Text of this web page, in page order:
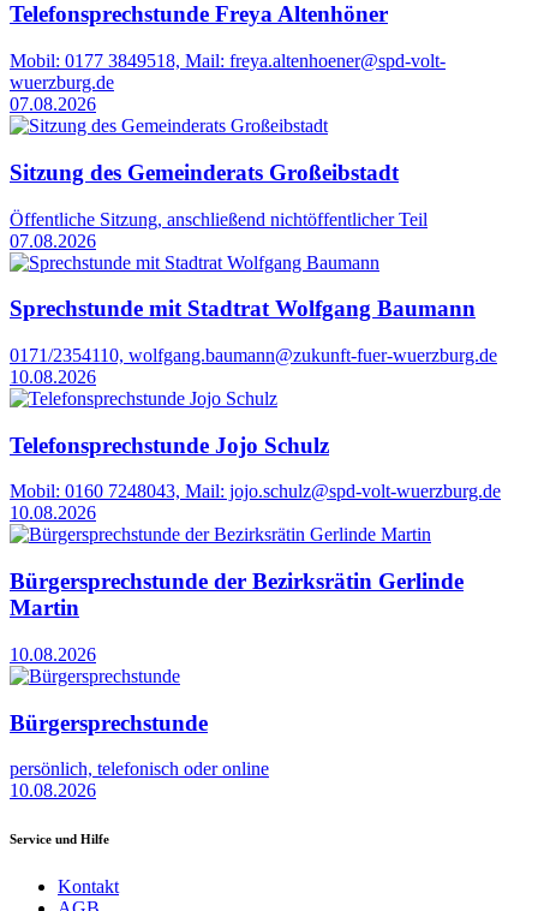
Telefonsprechstunde Freya Altenhöner
Mobil: 0177 3849518, Mail: freya.altenhoener@spd-volt-
wuerzburg.de
07.08.2026
Sitzung des Gemeinderats Großeibstadt
Öffentliche Sitzung, anschließend nichtöffentlicher Teil
07.08.2026
Sprechstunde mit Stadtrat Wolfgang Baumann
0171/2354110, wolfgang.baumann@zukunft-fuer-wuerzburg.de
10.08.2026
Telefonsprechstunde Jojo Schulz
Mobil: 0160 7248043, Mail: jojo.schulz@spd-volt-wuerzburg.de
10.08.2026
Bürgersprechstunde der Bezirksrätin Gerlinde
Martin
10.08.2026
Bürgersprechstunde
persönlich, telefonisch oder online
10.08.2026
Service und Hilfe
Kontakt